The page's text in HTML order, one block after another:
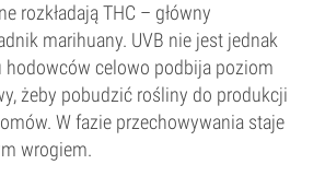
rozkładają THC – główny
marihuany. UVB nie jest jednak
hodowców celowo podbija poziom
żeby pobudzić rośliny do produkcji
W fazie przechowywania staje
wrogiem.